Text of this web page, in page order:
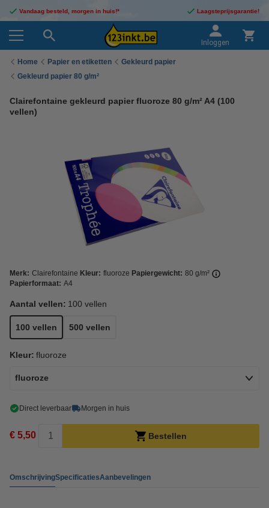
Vandaag besteld, morgen in huis!* Laagsteprijsgarantie!
Inloggen
Home Papier en etiketten
Gekleurd papier
Gekleurd papier 80 g/m²
Clairefontaine gekleurd papier fluoroze 80 g/m² A4 (100
vellen)
Merk: Clairefontaine Kleur: fluoroze Papiergewicht: 80 g/m²
Papierformaat: A4
Aantal vellen: 100 vellen
100 vellen 500 vellen
Kleur: fluoroze
fluoroze
Direct leverbaar Morgen in huis
€ 5,50 Bestellen
OmschrijvingSpecificatiesAanbevelingen